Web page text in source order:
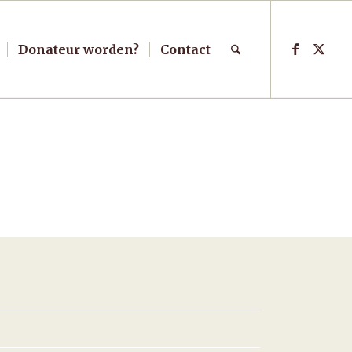
Donateur worden? Contact